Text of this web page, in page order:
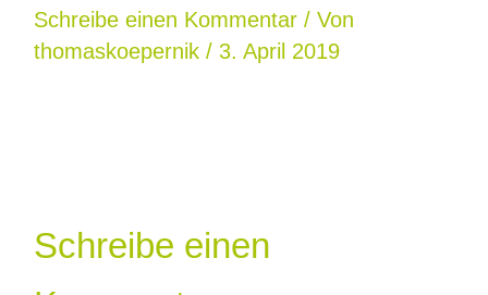
Schreibe einen Kommentar / Von
thomaskoepernik / 3. April 2019
Schreibe einen